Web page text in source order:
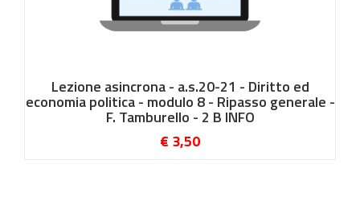
Lezione asincrona - a.s.20-21 - Diritto ed
economia politica - modulo 8 - Ripasso generale -
F. Tamburello - 2 B INFO
€ 3,50